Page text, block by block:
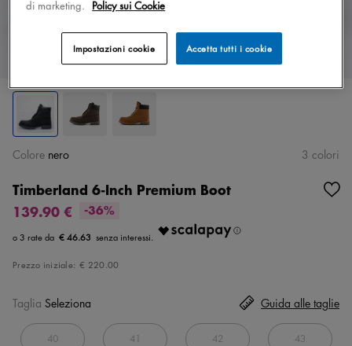
Timberland 6-Inch Premium Boot
139.90 €
-36%
€ 46.63
Prezzo iniziale: € 220.00
Colore nero 3 colori
Taglia Seleziona
40 41 42 43
Guida alle taglie
di marketing. Policy sui Cookie
Accetta tutti i cookie
Impostazioni cookie